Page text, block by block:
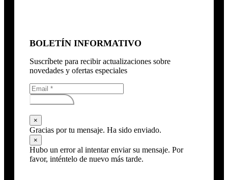
BOLETÍN INFORMATIVO
Suscríbete para recibir actualizaciones sobre
novedades y ofertas especiales
Subscribirse
×
Gracias por tu mensaje. Ha sido enviado.
×
Hubo un error al intentar enviar su mensaje. Por
favor, inténtelo de nuevo más tarde.